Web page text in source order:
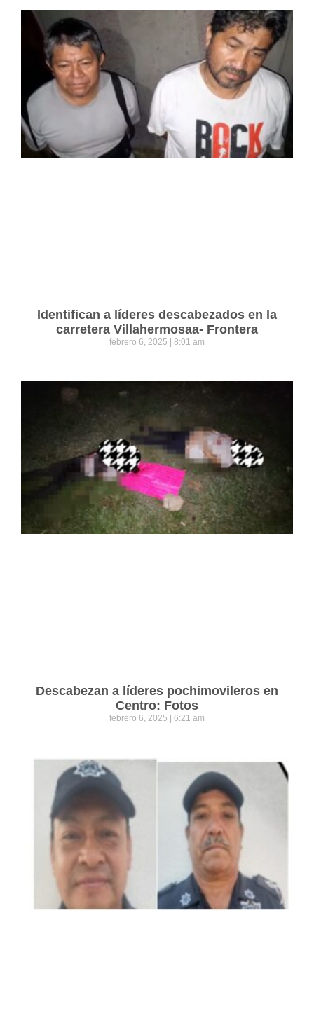
Identifican a líderes descabezados en la
carretera Villahermosaa- Frontera
febrero 6, 2025 8:01 am
Descabezan a líderes pochimovileros en
Centro: Fotos
febrero 6, 2025 6:21 am